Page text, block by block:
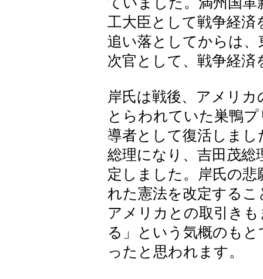
工大臣として戦争経済
追い落としてからは
次官として、戦争経済
岸氏は戦後、アメリ
とらわれていた巣鴨
導者として復活しま
総理になり、吉田茂総
定しました。岸氏の
れた憲法を改定する
アメリカとの取引き
る」という気概のも
ったと思われます。